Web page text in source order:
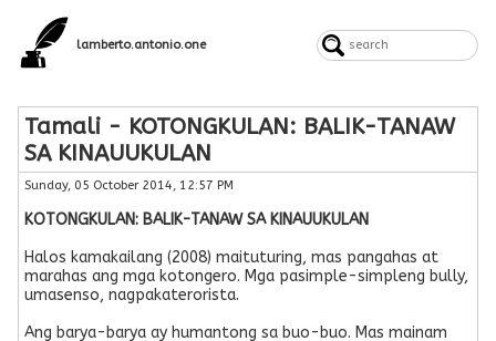
lamberto.antonio.one
Tamali - KOTONGKULAN: BALIK-TANAW
SA KINAUUKULAN
Sunday, 05 October 2014, 12:57 PM
KOTONGKULAN: BALIK-TANAW SA KINAUUKULAN
Halos kamakailang (2008) maituturing, mas pangahas at
marahas ang mga kotongero. Mga pasimple-simpleng bully,
umasenso, nagpakaterorista.
Ang barya-barya ay humantong sa buo-buo. Mas mainam